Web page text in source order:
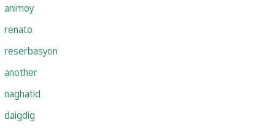
animoy
renato
reserbasyon
another
naghatid
daigdig